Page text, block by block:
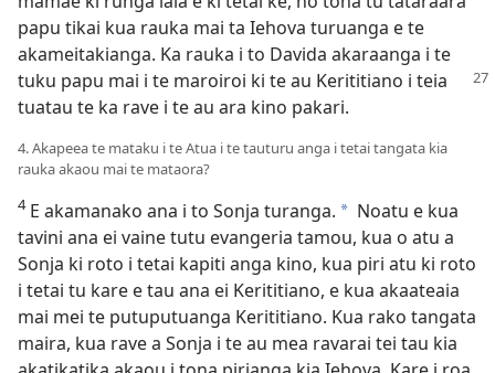
papu tikai kua rauka mai ta Iehova turuanga e te
akameitakianga. Ka rauka i to Davida akaraanga i te
tuku papu mai i te maroiroi ki te au Kerititiano i teia
tuatau te ka rave i te au ara kino pakari.
4. Akapeea te mataku i te Atua i te tauturu anga i tetai tangata kia
rauka akaou mai te mataora?
4E akamanako ana i to Sonja turanga. a Noatu e kua
tavini ana ei vaine tutu evangeria tamou, kua o atu a
Sonja ki roto i tetai kapiti anga kino, kua piri atu ki roto
i tetai tu kare e tau ana ei Kerititiano, e kua akaateaia
mai mei te putuputuanga Kerititiano. Kua rako tangata
maira, kua rave a Sonja i te au mea ravarai tei tau kia